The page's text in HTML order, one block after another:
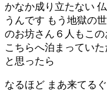
かなか成り立たない
うんです もう地獄の
のお坊さん６人もこ
こちらへ泊まってい
と思ったら
なるほど まあ来てる